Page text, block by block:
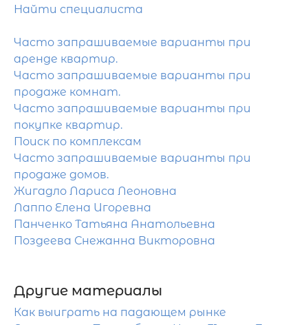
Найти специалиста
Часто запрашиваемые варианты при
аренде квартир.
Часто запрашиваемые варианты при
продаже комнат.
Часто запрашиваемые варианты при
покупке квартир.
Поиск по комплексам
Часто запрашиваемые варианты при
продаже домов.
Жигадло Лариса Леоновна
Лаппо Елена Игоревна
Панченко Татьяна Анатольевна
Поздеева Снежанна Викторовна
Другие материалы
Как выиграть на падающем рынке